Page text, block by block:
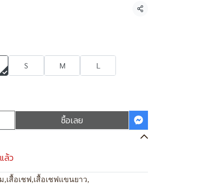
แชร์
S M
L
ซื้อเลย
ล้ว
,เสื้อเชฟ,เสื้อเชฟแขนยาว,